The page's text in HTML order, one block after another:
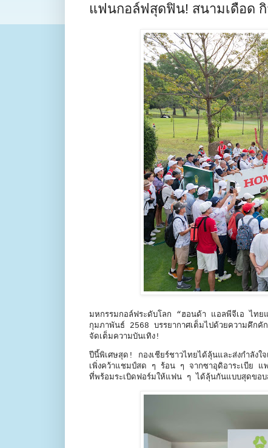
แฟนกอล์ฟสุดฟิน! สนามเดือด
มหกรรมกอล์ฟระดับโลก “ฮอนด้า แอลพีจีเอ ไ
กุมภาพันธ์ 2568 บรรยากาศเต็มไปด้วยความคึก
จัดเต็มความบันเทิง!
ปีนี้พิเศษสุด! กองเชียร์ชาวไทยได้ลุ้นและส่งกำลั
เพิ่งคว้าแชมป์สด ๆ ร้อน ๆ จากซาอุดิอาระเบีย
ที่พร้อมระเบิดฟอร์มให้แฟน ๆ ได้ลุ้นกันแบบสุดข